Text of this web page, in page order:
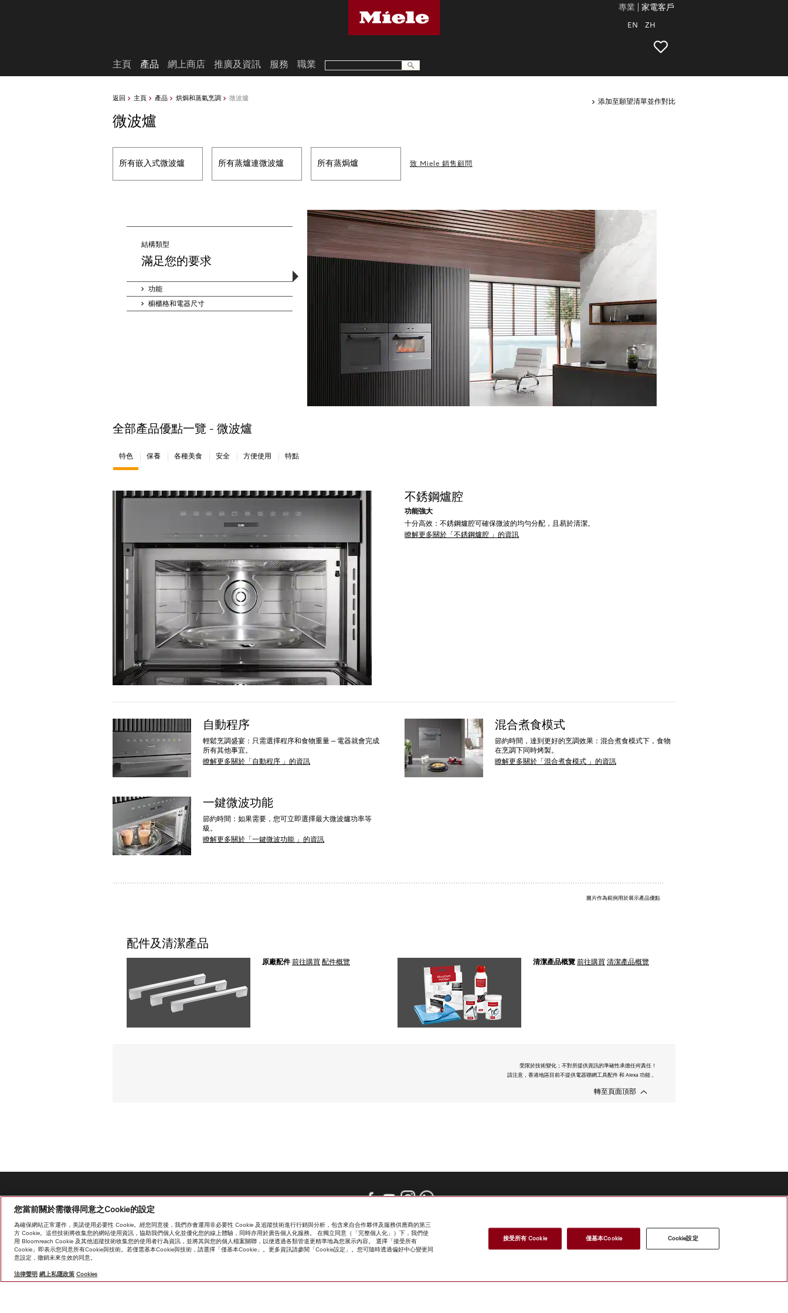
返回 主頁 產品 烘焗和蒸氣烹調 微波爐
添加至願望清單並作對比
微波爐
所有嵌入式微波爐 所有蒸爐連微波爐 所有蒸焗爐 致 Miele 銷售顧問
結構類型
滿足您的要求
功能
櫥櫃格和電器尺寸
全部產品優點一覽 - 微波爐
特色 保養 各種美食 安全 方便使用 特點
不銹鋼爐腔
功能強大
十分高效：不銹鋼爐腔可確保微波的均勻分配，且易於清潔。
瞭解更多關於「不銹鋼爐腔 」的資訊
自動程序
輕鬆烹調盛宴：只需選擇程序和食物重量 – 電器就會完成
所有其他事宜。
瞭解更多關於「自動程序 」的資訊
混合煮食模式
節約時間，達到更好的烹調效果：混合煮食模式下，食物
在烹調下同時烤製。
瞭解更多關於「混合煮食模式 」的資訊
一鍵微波功能
節約時間：如果需要，您可立即選擇最大微波爐功率等
級。
瞭解更多關於「一鍵微波功能 」的資訊
圖片作為範例用於展示產品優點
配件及清潔產品
原廠配件 前往購買 配件概覽 清潔產品概覽 前往購買 清潔產品概覽
受限於技術變化；不對所提供資訊的準確性承擔任何責任！
請注意，香港地區目前不提供電器聯網工具配件 和 Alexa 功能 。
轉至頁面頂部
家電客戶
專業
EN ZH
主頁 產品 網上商店 推廣及資訊 服務 職業
選擇Miele的原因
Miele 會員 經銷商 建築師與建造商 供應商
人權
職業
新聞稿 Miele 公司 網上私隱政策
一般條款及細則
使用條款
網站導航
您當前關於需徵得同意之Cookie的設定
為確保網站正常運作，美諾使用必要性 Cookie。經您同意後，我們亦會運用非必要性 Cookie 及追蹤技術進行行銷與分析，包含來自合作夥伴及服務供應商的第三
方 Cookie。這些技術將收集您的網站使用資訊，協助我們個人化並優化您的線上體驗，同時亦用於廣告個人化服務。 在獨立同意（「完整個人化」）下，我們使
用 Bloomreach Cookie 及其他追蹤技術收集您的使用者行為資訊，並將其與您的個人檔案關聯，以便透過各類管道更精準地為您展示內容。 選擇「接受所有
Cookie」即表示您同意所有Cookie與技術。若僅需基本Cookie與技術，請選擇「僅基本Cookie」。更多資訊請參閱「Cookie設定」。您可隨時透過偏好中心變更同
意設定，撤銷未來生效的同意。
法律聲明 網上私隱政策 Cookies
接受所有 Cookie 僅基本Cookie Cookie設定